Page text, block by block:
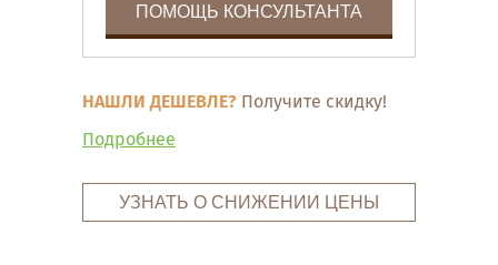
ПОМОЩЬ КОНСУЛЬТАНТА
НАШЛИ ДЕШЕВЛЕ? Получите скидку!
Подробнее
УЗНАТЬ О СНИЖЕНИИ ЦЕНЫ